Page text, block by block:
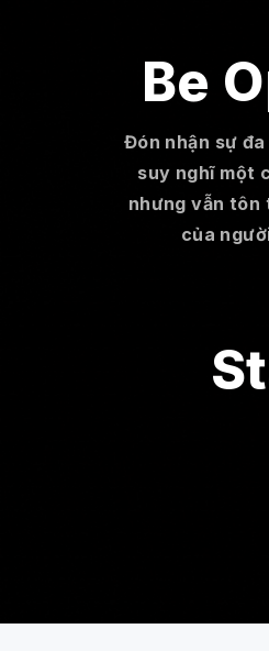
Be
Đón nhận sự
suy nghĩ một
nhưng vẫn tôn
của